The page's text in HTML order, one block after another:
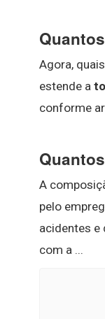
Agora,
estende a
conforme
A
pelo
acidentes e
com a ...